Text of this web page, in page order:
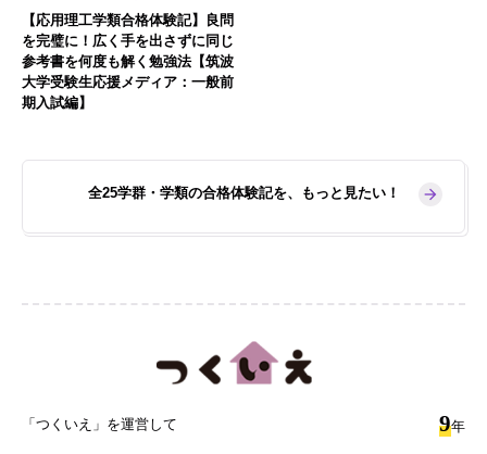
【応用理工学類合格体験記】良問
を完璧に！広く手を出さずに同じ
参考書を何度も解く勉強法【筑波
大学受験生応援メディア：一般前
期入試編】
全25学群・学類の合格体験記を、もっと見たい！
「つくいえ」を運営して 9年